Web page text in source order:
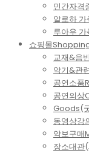
민간자격
알로하 가
루아우 가
쇼핑몰
교재&음
악기&관
공연소품
공연의상
Goods(
동영상강
악보구매
장소대관